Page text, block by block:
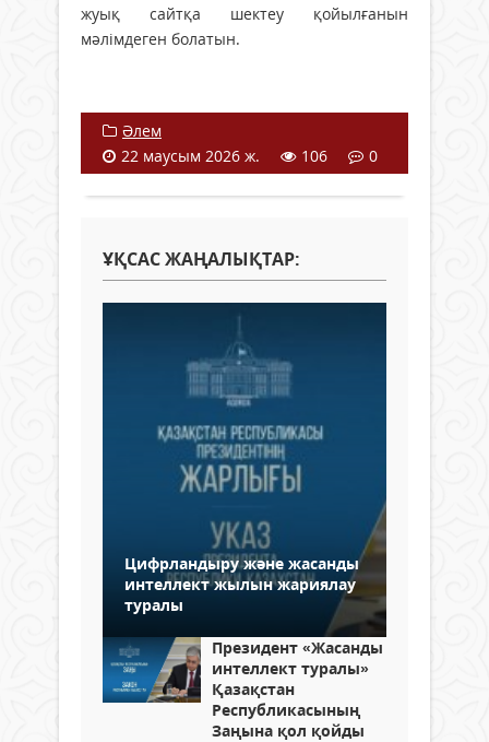
жуық сайтқа шектеу қойылғанын
мәлімдеген болатын.
Әлем
22 маусым 2026 ж.
106 0
ҰҚСАС ЖАҢАЛЫҚТАР:
Цифрландыру және жасанды
интеллект жылын жариялау
туралы
Президент «Жасанды
интеллект туралы»
Қазақстан
Республикасының
Заңына қол қойды